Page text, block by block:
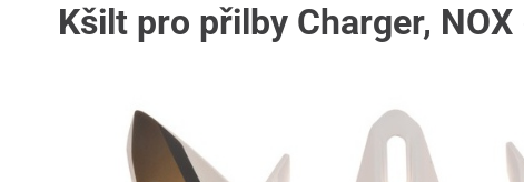
Kšilt pro přilby Charger,